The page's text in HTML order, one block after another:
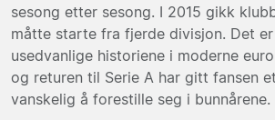
sesong etter sesong. I 2015 gikk
måtte starte fra fjerde divisjon. Det
usedvanlige historiene i moderne
og returen til Serie A har gitt fansen
vanskelig å forestille seg i bunnårene.